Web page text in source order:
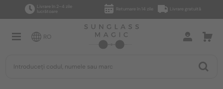
Livrare în 2–4 zile
lucrătoare
Returnare în 14 zile Livrare gratuită
RO